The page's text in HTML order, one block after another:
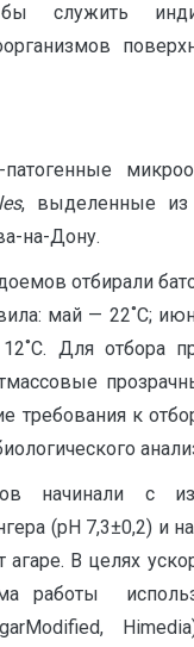
служить
, выделенные из
на-Дону.
отбирали
май — 22˚С;
Для отбора
требования к
начинали с
(рН 7,3±0,2) и
В целях
работы